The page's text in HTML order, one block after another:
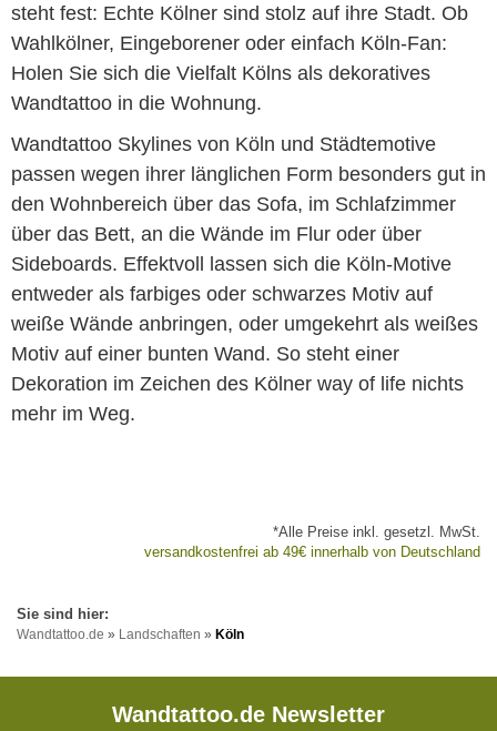
steht fest: Echte Kölner sind stolz auf ihre Stadt. Ob
Wahlkölner, Eingeborener oder einfach Köln-Fan:
Holen Sie sich die Vielfalt Kölns als dekoratives
Wandtattoo in die Wohnung.
Wandtattoo Skylines von Köln und Städtemotive
passen wegen ihrer länglichen Form besonders gut in
den Wohnbereich über das Sofa, im Schlafzimmer
über das Bett, an die Wände im Flur oder über
Sideboards. Effektvoll lassen sich die Köln-Motive
entweder als farbiges oder schwarzes Motiv auf
weiße Wände anbringen, oder umgekehrt als weißes
Motiv auf einer bunten Wand. So steht einer
Dekoration im Zeichen des Kölner way of life nichts
mehr im Weg.
*Alle Preise inkl. gesetzl. MwSt.
versandkostenfrei ab 49€ innerhalb von Deutschland
Wandtattoo.de » Landschaften » Köln
Wandtattoo.de Newsletter